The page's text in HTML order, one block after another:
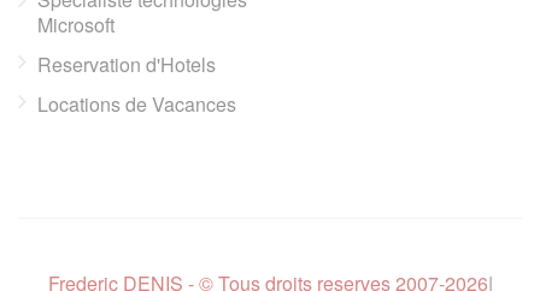
Microsoft
Reservation d'Hotels
Locations de Vacances
Frederic DENIS - © Tous droits reserves 2007-2026|